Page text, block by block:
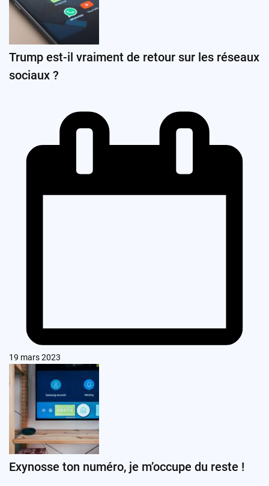
Trump est-il vraiment de retour sur les réseaux
sociaux ?
19 mars 2023
Exynosse ton numéro, je m’occupe du reste !